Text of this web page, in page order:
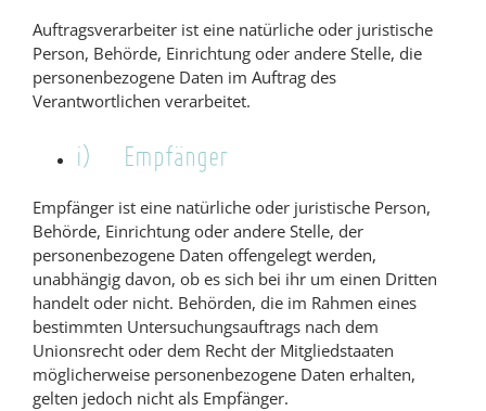
Auftragsverarbeiter ist eine natürliche oder juristische
Person, Behörde, Einrichtung oder andere Stelle, die
personenbezogene Daten im Auftrag des
Verantwortlichen verarbeitet.
i) Empfänger
Empfänger ist eine natürliche oder juristische Person,
Behörde, Einrichtung oder andere Stelle, der
personenbezogene Daten offengelegt werden,
unabhängig davon, ob es sich bei ihr um einen Dritten
handelt oder nicht. Behörden, die im Rahmen eines
bestimmten Untersuchungsauftrags nach dem
Unionsrecht oder dem Recht der Mitgliedstaaten
möglicherweise personenbezogene Daten erhalten,
gelten jedoch nicht als Empfänger.